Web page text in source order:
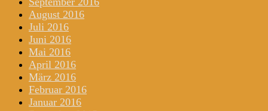
August 2016
Juli 2016
Juni 2016
Mai 2016
April 2016
März 2016
Februar 2016
Januar 2016